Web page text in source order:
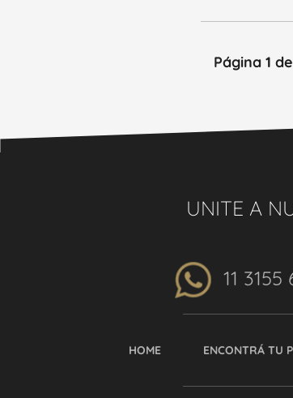
Página 1
UNITE A
11 3155
HOME ENCONTRÁ TU